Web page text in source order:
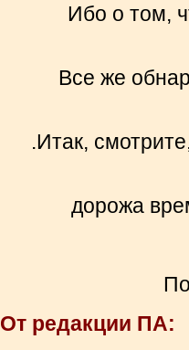
Ибо о том,
Все же
.Итак,
дорожа
От редакции ПА: